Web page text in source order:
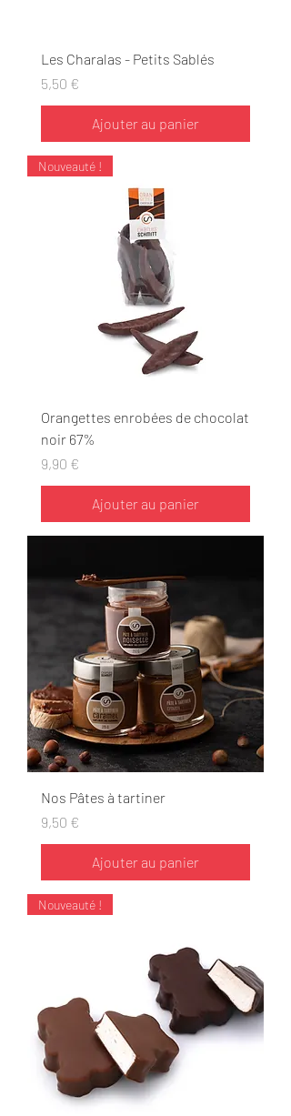
Les Charalas - Petits Sablés
Prix
5,50 €
Ajouter au panier
Nouveauté !
Orangettes enrobées de chocolat
noir 67%
Prix
9,90 €
Ajouter au panier
Nos Pâtes à tartiner
Prix
9,50 €
Ajouter au panier
Nouveauté !